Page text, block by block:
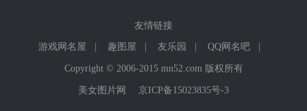
友情链接
游戏网名屋
| 趣图屋 | 友乐园 | QQ网名吧
|
Copyright © 2006-2015 mn52.com 版权所有
美女图片网
京ICP备15023835号-3